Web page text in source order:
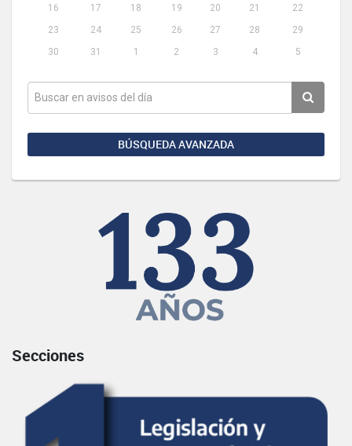
16
17 18 19 20 21
22
23
24 25 26 27 28
29
30
31 1 2 3 4 5
BÚSQUEDA AVANZADA
Secciones